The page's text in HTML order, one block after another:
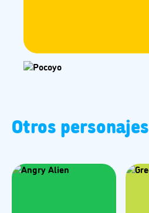
Otros personajes